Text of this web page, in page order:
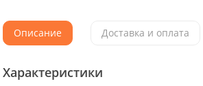
Описание Доставка и оплата
Характеристики